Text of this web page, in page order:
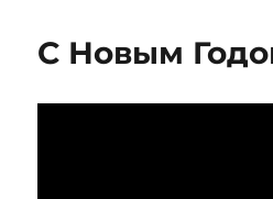
С Новым